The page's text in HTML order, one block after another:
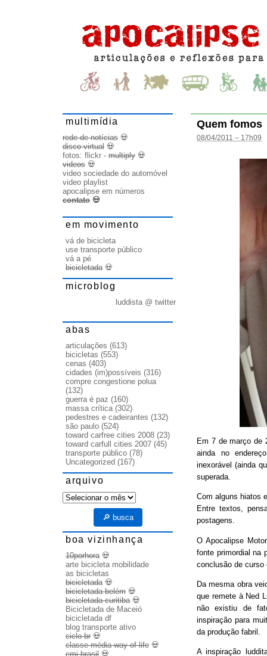
Quem fomos
08/04/2011 – 17h09
Em 7 de março de
ainda no
inexorável (ainda
superada.
Com alguns hiatos
Entre textos,
postagens.
O Apocalipse
fonte primordial na
conclusão de curso
Da mesma obra
que remete à Ned
não existiu de
inspiração para
da produção fabril.
A inspiração
multimídia
rede de notícias 💀
disco virtual 💀
fotos: flickr - multiply 💀
videos 💀
video sociedade do automóvel
video playlist
apocalipse em números
contato 💀
em movimento
vá de bicicleta
use transporte público
vá a pé
bicicletada💀
microblog
luddista @ twitter
abas
articulações (613)
bicicletas (553)
cenas (403)
cidades (im)possíveis (316)
compre congestione polua
(132)
guerra é paz (160)
massa crítica(302)
pedestres e cadeirantes (132)
são paulo (524)
toward carfree cities 2008 (23)
toward carfull cities 2007 (45)
transporte público (78)
Uncategorized (167)
arquivo
arquivo
🔎 busca
boa vizinhança
10porhora💀
arte bicicleta mobilidade
as bicicletas
bicicletada💀
bicicletada belém 💀
bicicletada curitiba💀
Bicicletada de Maceió
bicicletada df
blog transporte ativo
ciclo br 💀
classe média way of life 💀
cmi brasil 💀